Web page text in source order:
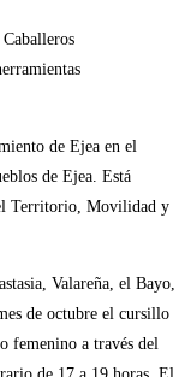
de Ejea en el
de Ejea. Está
Territorio, Movilidad y
Valareña, el Bayo,
de octubre el cursillo
femenino a través del